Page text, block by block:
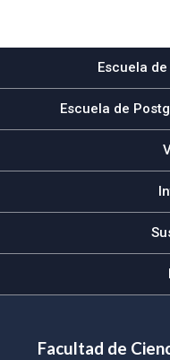
Escuela
Escuela de
Facultad de